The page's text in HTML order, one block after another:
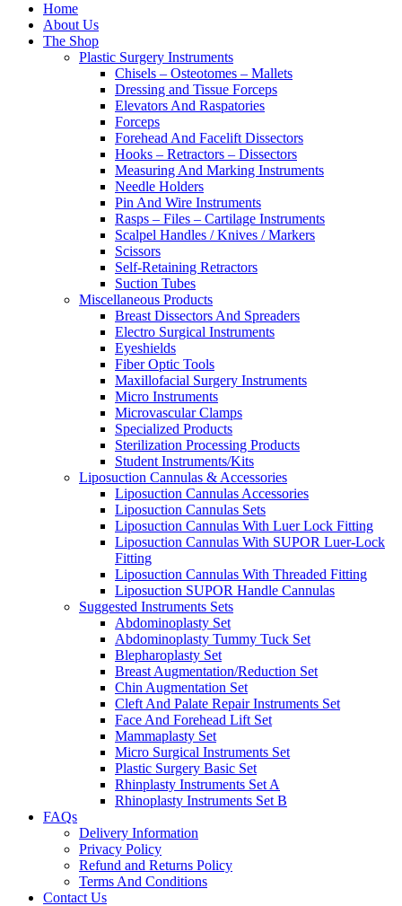
Home
About Us
The Shop
Plastic Surgery Instruments
Chisels – Osteotomes – Mallets
Dressing and Tissue Forceps
Elevators And Raspatories
Forceps
Forehead And Facelift Dissectors
Hooks – Retractors – Dissectors
Measuring And Marking Instruments
Needle Holders
Pin And Wire Instruments
Rasps – Files – Cartilage Instruments
Scalpel Handles / Knives / Markers
Scissors
Self-Retaining Retractors
Suction Tubes
Miscellaneous Products
Breast Dissectors And Spreaders
Electro Surgical Instruments
Eyeshields
Fiber Optic Tools
Maxillofacial Surgery Instruments
Micro Instruments
Microvascular Clamps
Specialized Products
Sterilization Processing Products
Student Instruments/Kits
Liposuction Cannulas & Accessories
Liposuction Cannulas Accessories
Liposuction Cannulas Sets
Liposuction Cannulas With Luer Lock Fitting
Liposuction Cannulas With SUPOR Luer-Lock
Fitting
Liposuction Cannulas With Threaded Fitting
Liposuction SUPOR Handle Cannulas
Suggested Instruments Sets
Abdominoplasty Set
Abdominoplasty Tummy Tuck Set
Blepharoplasty Set
Breast Augmentation/Reduction Set
Chin Augmentation Set
Cleft And Palate Repair Instruments Set
Face And Forehead Lift Set
Mammaplasty Set
Micro Surgical Instruments Set
Plastic Surgery Basic Set
Rhinplasty Instruments Set A
Rhinoplasty Instruments Set B
FAQs
Delivery Information
Privacy Policy
Refund and Returns Policy
Terms And Conditions
Contact Us